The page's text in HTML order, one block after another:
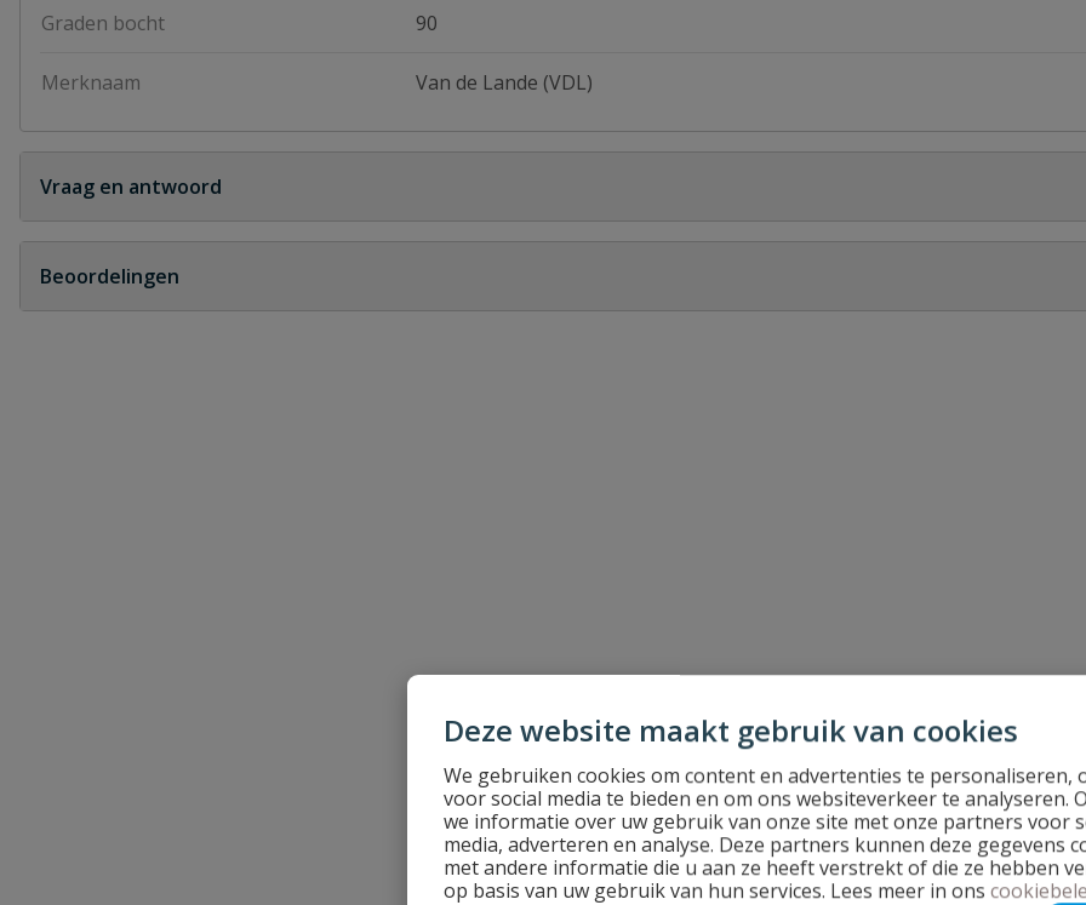
Deze website maakt gebruik van cookies
We gebruiken cookies om content en advertenties te personaliseren,
voor social media te bieden en om ons websiteverkeer te analyseren.
we informatie over uw gebruik van onze site met onze partners voor
media, adverteren en analyse. Deze partners kunnen deze gegevens
met andere informatie die u aan ze heeft verstrekt of die ze hebben
op basis van uw gebruik van hun services. Lees meer in ons
Graden bocht 90
Merknaam Van de Lande (VDL)
Vraag en antwoord
Geen vragen
Beoordelingen